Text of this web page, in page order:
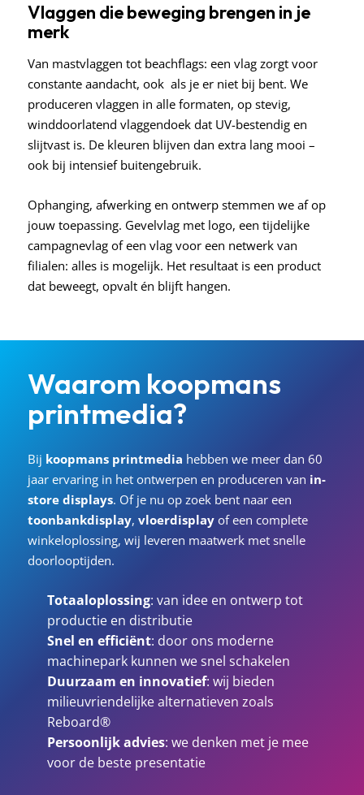
Vlaggen die beweging brengen in je
merk
Van mastvlaggen tot beachflags: een vlag zorgt voor
constante aandacht, ook als je er niet bij bent. We
produceren vlaggen in alle formaten, op stevig,
winddoorlatend vlaggendoek dat UV-bestendig en
slijtvast is. De kleuren blijven dan extra lang mooi –
ook bij intensief buitengebruik.
Ophanging, afwerking en ontwerp stemmen we af op
jouw toepassing. Gevelvlag met logo, een tijdelijke
campagnevlag of een vlag voor een netwerk van
filialen: alles is mogelijk. Het resultaat is een product
dat beweegt, opvalt én blijft hangen.
Waarom koopmans
printmedia?
Bij koopmans printmedia hebben we meer dan 60
jaar ervaring in het ontwerpen en produceren van in-
store displays. Of je nu op zoek bent naar een
toonbankdisplay, vloerdisplay of een complete
winkeloplossing, wij leveren maatwerk met snelle
doorlooptijden.
Totaaloplossing: van idee en ontwerp tot
productie en distributie
Snel en efficiënt: door ons moderne
machinepark kunnen we snel schakelen
Duurzaam en innovatief: wij bieden
milieuvriendelijke alternatieven zoals
Reboard®
Persoonlijk advies: we denken met je mee
voor de beste presentatie